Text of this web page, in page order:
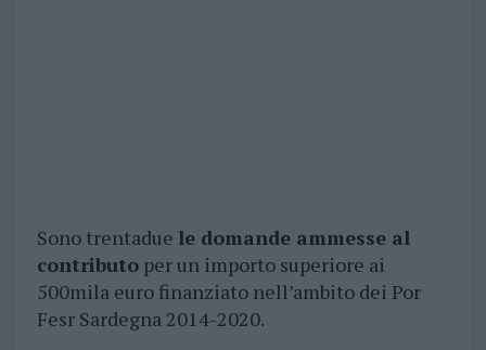
Sono trentadue le domande ammesse al
contributoper un importo superiore ai
500mila euro finanziato nell’ambito dei Por
Fesr Sardegna 2014-2020.